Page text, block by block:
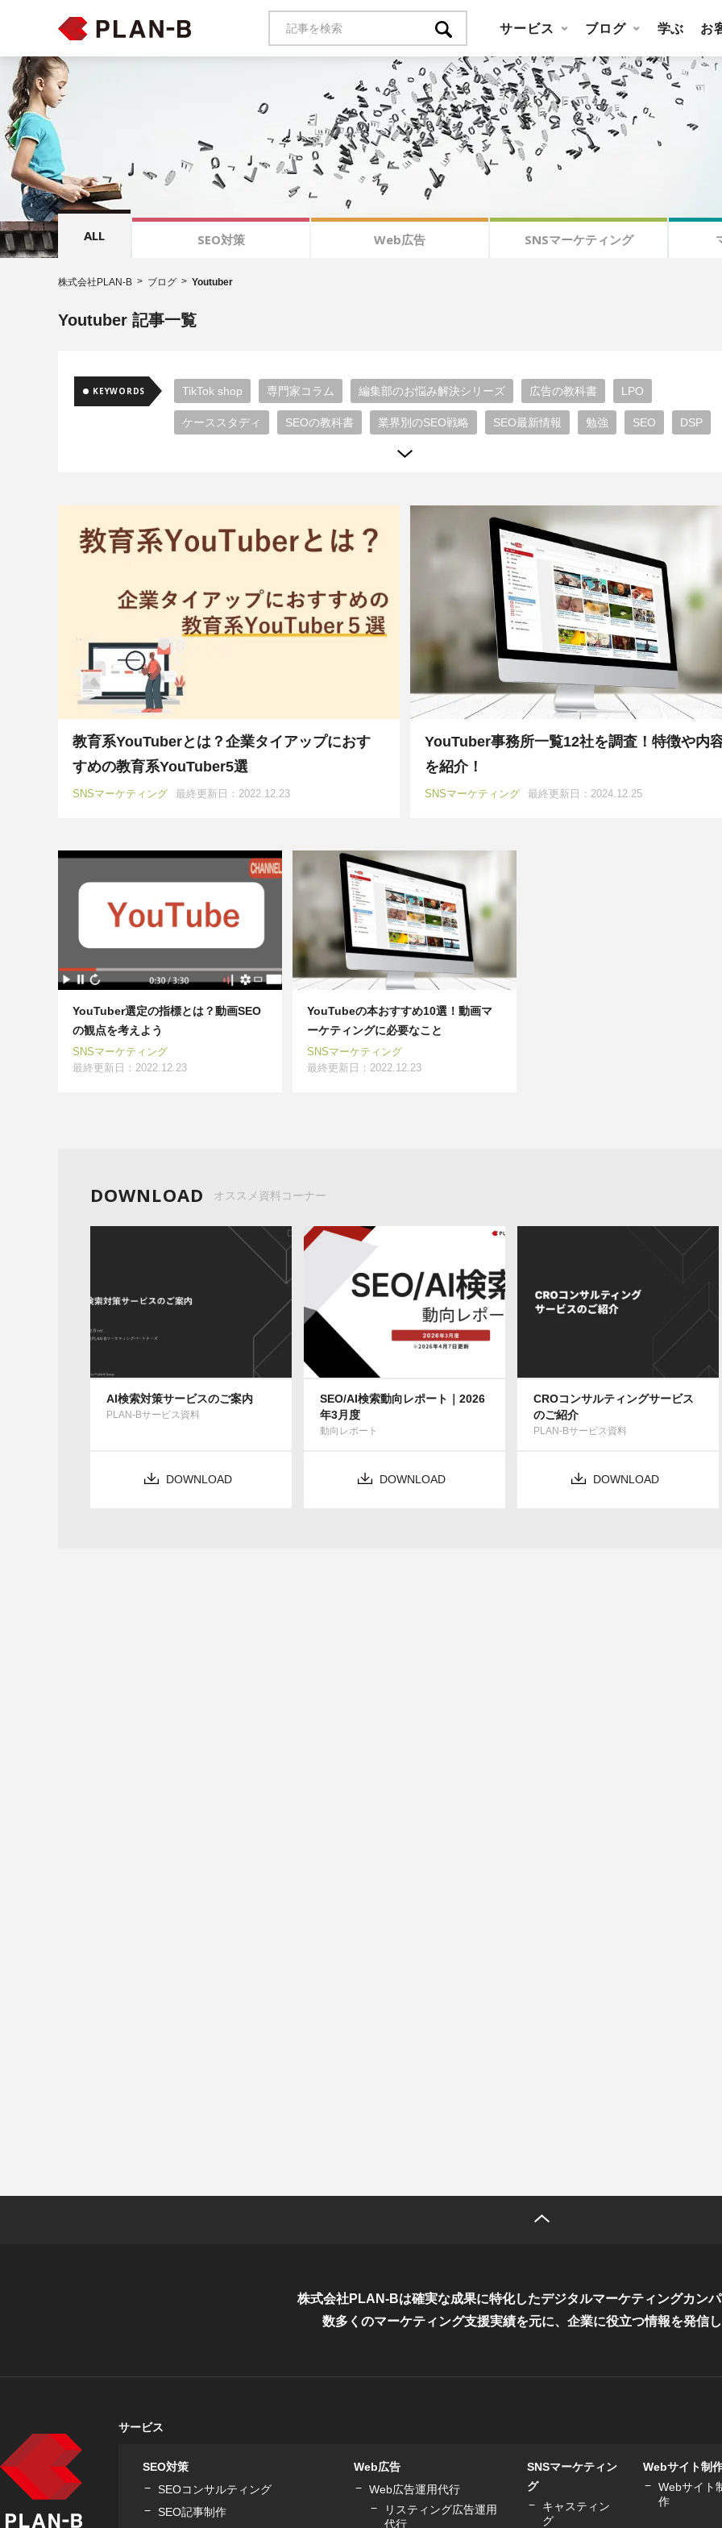
サービス ブログ 学ぶ お
ALL SEO対策 Web広告 SNSマーケティング
株式会社PLAN-B ブログ Youtuber
Youtuber 記事一覧
KEYWORDS TikTok shop 専門家コラム 編集部のお悩み解決シリーズ 広告の教科書 LPO
ケーススタディ SEOの教科書 業界別のSEO戦略 SEO最新情報 勉強 SEO DSP
Web広告最新情報
リスティング広告
X（旧Twitter）広告 Google広告 Instagram広告 LINE広告
SEO外部施策 SEO内部対策 RevOps
GA4 デザイン imp インターネット広告 ショッピング広告 TVer広告
プログラミング SEO動向 キャリア ブランディング
YouTube広告 チームビルディング フロントエンド
プロダクトマネジメント 情シス プロダクト運用
プロダクト開発 エンジニア 教育系 YouTubeマーケティング AWS ツール Google
インフルエンサーマーケティング SNS漫画家
調査・インタビュー ツール紹介 CRO WEBデザイナー
教育系YouTuberとは？企業タイアップにおす
すめの教育系YouTuber5選
SNSマーケティング 最終更新日：2022.12.23
YouTuber事務所一覧12社を調査！特徴や内
を紹介！
SNSマーケティング 最終更新日：2024.12.25
YouTuber選定の指標とは？動画SEO
の観点を考えよう
SNSマーケティング
最終更新日：2022.12.23
YouTubeの本おすすめ10選！動画マ
ーケティングに必要なこと
SNSマーケティング
最終更新日：2022.12.23
DOWNLOAD オススメ資料コーナー
AI検索対策サービスのご案内
PLAN-Bサービス資料
DOWNLOAD
SEO/AI検索動向レポート｜2026
年3月度
動向レポート
DOWNLOAD
CROコンサルティングサービス
のご紹介
PLAN-Bサービス資料
DOWNLOAD
株式会社PLAN-Bは確実な成果に特化したデジタルマーケティングカン
数多くのマーケティング支援実績を元に、 企業に役立つ情報を発信
サービス
SEO対策
SEOコンサルティング
SEO記事制作
Web広告
Web広告運用代行
リスティング広告運用
代行
SNSマーケティン
グ
キャスティン
グ
Webサイト制
Webサイト
作